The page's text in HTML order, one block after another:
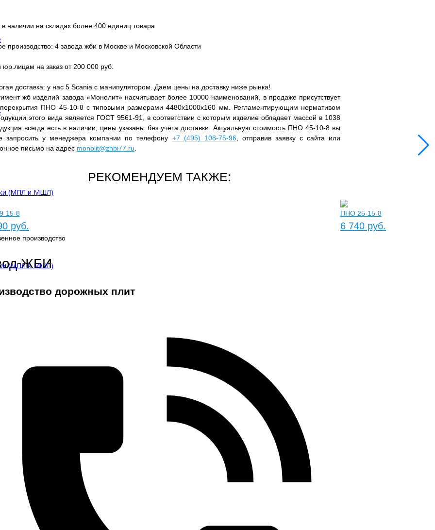
(МПЛ и МШЛ)
(МПЛ и МШЛ)
в наличии на складах более 400 единиц товара
производство: 4 завода жби в Москве и Московской Области
юр.лицам на заказ от 200 000 руб.
доставка: у нас 5 Scania с манипулятором. Даем цены на доставку ниже рынка!
жб изделий завода «Монолит» насчитывает более 10000 наименований, в продаже присутствует
ПНО 45-10-8 с типовыми размерами 4480x1000x160 мм. Регламентирующим нормативом
этого вида является ГОСТ 9561-91, в соответствии с которым изделие обладает массой в 1038
всегда есть в наличии, цены указаны без учёта доставки. Актуальную стоимость ПНО 45-10-8 вы
запросить у менеджера компании по телефону +7 (495) 108-75-96, отправив заявку с сайта или
письмо на адрес monolit@zhbi77.ru
РЕКОМЕНДУЕМ ТАКЖЕ:
15-8
руб.
ПНО 25-15-8
6 740 руб.
производство
ЖБИ
дорожных плит